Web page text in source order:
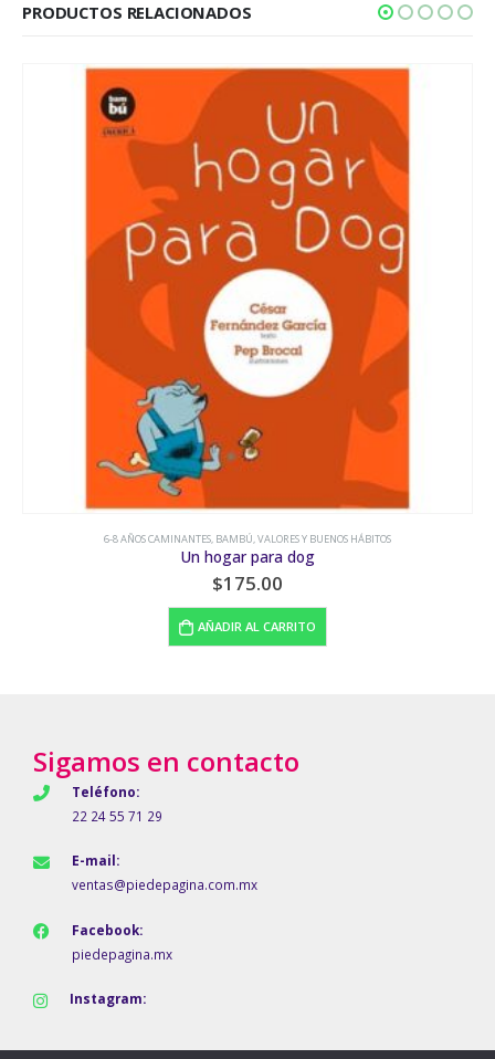
PRODUCTOS RELACIONADOS
6-8 AÑOS CAMINANTES, BAMBÚ,VALORES Y BUENOS HÁBITOS
Un hogar para dog
$175.00
AÑADIR AL CARRITO
Sigamos en contacto
Teléfono:
22 24 55 71 29
E-mail:
ventas@piedepagina.com.mx
Facebook:
piedepagina.mx
Instagram: